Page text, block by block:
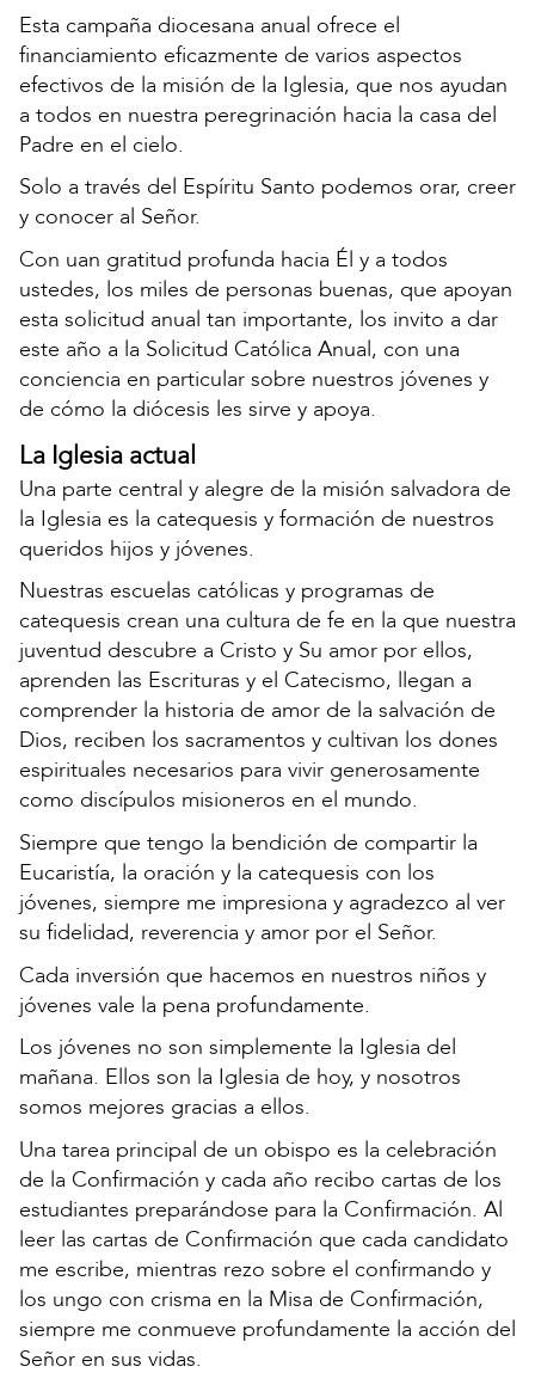
Esta campaña diocesana anual ofrece el
financiamiento eficazmente de varios aspectos
efectivos de la misión de la Iglesia, que nos ayudan
a todos en nuestra peregrinación hacia la casa del
Padre en el cielo.
Solo a través del Espíritu Santo podemos orar, creer
y conocer al Señor.
Con uan gratitud profunda hacia Él y a todos
ustedes, los miles de personas buenas, que apoyan
esta solicitud anual tan importante, los invito a dar
este año a la Solicitud Católica Anual, con una
conciencia en particular sobre nuestros jóvenes y
de cómo la diócesis les sirve y apoya.
La Iglesia actual
Una parte central y alegre de la misión salvadora de
la Iglesia es la catequesis y formación de nuestros
queridos hijos y jóvenes.
Nuestras escuelas católicas y programas de
catequesis crean una cultura de fe en la que nuestra
juventud descubre a Cristo y Su amor por ellos,
aprenden las Escrituras y el Catecismo, llegan a
comprender la historia de amor de la salvación de
Dios, reciben los sacramentos y cultivan los dones
espirituales necesarios para vivir generosamente
como discípulos misioneros en el mundo.
Siempre que tengo la bendición de compartir la
Eucaristía, la oración y la catequesis con los
jóvenes, siempre me impresiona y agradezco al ver
su fidelidad, reverencia y amor por el Señor.
Cada inversión que hacemos en nuestros niños y
jóvenes vale la pena profundamente.
Los jóvenes no son simplemente la Iglesia del
mañana. Ellos son la Iglesia de hoy, y nosotros
somos mejores gracias a ellos.
Una tarea principal de un obispo es la celebración
de la Confirmación y cada año recibo cartas de los
estudiantes preparándose para la Confirmación. Al
leer las cartas de Confirmación que cada candidato
me escribe, mientras rezo sobre el confirmando y
los ungo con crisma en la Misa de Confirmación,
siempre me conmueve profundamente la acción del
Señor en sus vidas.